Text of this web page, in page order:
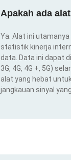
Apakah ada
Ya. Alat ini
statistik kinerja
data. Data ini dapat
3G, 4G, 4G +, 5G)
alat yang hebat
jangkauan sinyal